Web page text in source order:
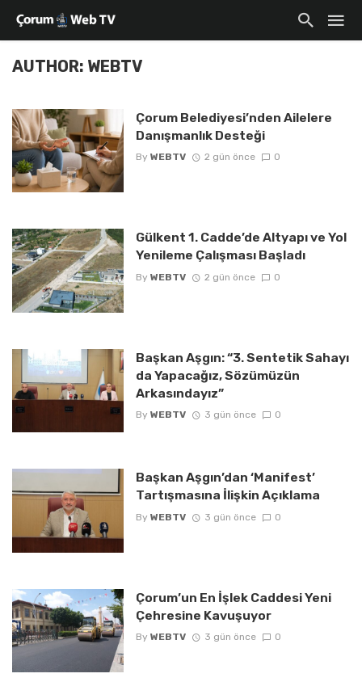
AUTHOR: WEBTV
Çorum Belediyesi’nden Ailelere
Danışmanlık Desteği
By WEBTV 2 gün önce 0
Gülkent 1. Cadde’de Altyapı ve Yol
Yenileme Çalışması Başladı
By WEBTV 2 gün önce 0
Başkan Aşgın: “3. Sentetik Sahayı
da Yapacağız, Sözümüzün
Arkasındayız”
By WEBTV 3 gün önce 0
Başkan Aşgın’dan ‘Manifest’
Tartışmasına İlişkin Açıklama
By WEBTV 3 gün önce 0
Çorum’un En İşlek Caddesi Yeni
Çehresine Kavuşuyor
By WEBTV 3 gün önce 0